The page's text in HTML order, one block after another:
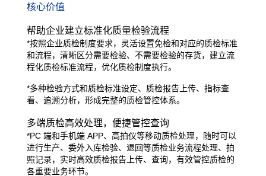
核心价值
帮助企业建立标准化质量检验流程
*按照企业质检制度要求，灵活设置免检和对应的质检标准
和流程，清晰区分需要检验、不需要检验的存货，建立流
程化质检标准流程，优化质检制度执行。
*多种检验方式和质检标准设定、质检报告 上传、指标查
看、追溯分析，形成完整的质检管控体系。
多端质检高效处理，便捷管控查询
*PC 端和手机端 APP、高拍仪等移动质检处理，随时可以
进行生产、委外入库检验、 退回等质检业务流程处理、拍
照记录，实时高效质检报告上传、查询，有效管控质检的
各重要业务环节。